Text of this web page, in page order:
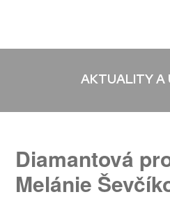
AKTUALITY A
Diamantová
Melánie